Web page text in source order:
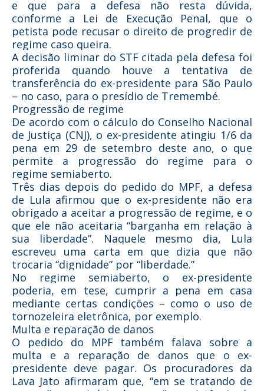
e que para a defesa não resta dúvida,
conforme a Lei de Execução Penal, que o
petista pode recusar o direito de progredir de
regime caso queira.
A decisão liminar do STF citada pela defesa foi
proferida quando houve a tentativa de
transferência do ex-presidente para São Paulo
– no caso, para o presídio de Tremembé.
Progressão de regime
De acordo com o cálculo do Conselho Nacional
de Justiça (CNJ), o ex-presidente atingiu 1/6 da
pena em 29 de setembro deste ano, o que
permite a progressão do regime para o
regime semiaberto.
Três dias depois do pedido do MPF, a defesa
de Lula afirmou que o ex-presidente não era
obrigado a aceitar a progressão de regime, e o
que ele não aceitaria “barganha em relação à
sua liberdade”. Naquele mesmo dia, Lula
escreveu uma carta em que dizia que não
trocaria “dignidade” por “liberdade.”
No regime semiaberto, o ex-presidente
poderia, em tese, cumprir a pena em casa
mediante certas condições – como o uso de
tornozeleira eletrônica, por exemplo.
Multa e reparação de danos
O pedido do MPF também falava sobre a
multa e a reparação de danos que o ex-
presidente deve pagar. Os procuradores da
Lava Jato afirmaram que, “em se tratando de